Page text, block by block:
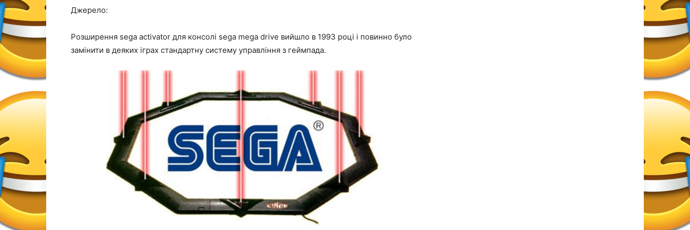
Джерело:
Розширення sega activator для консолі sega mega drive вийшло в 1993 році і повинно було
замінити в деяких іграх стандартну систему управління з геймпада.